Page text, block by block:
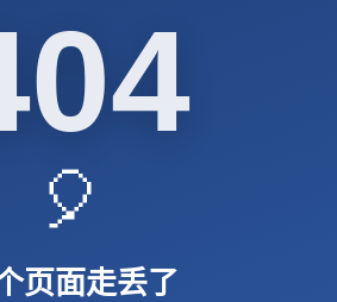
🎈
页面走丢了